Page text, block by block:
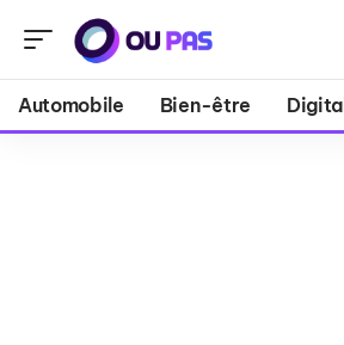
Automobile Bien-être Digital